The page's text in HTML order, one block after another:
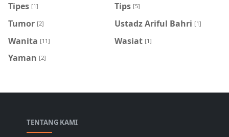
Tipes [1] Tips [5]
Tumor [2] Ustadz Ariful Bahri [1]
Wanita [11] Wasiat [1]
Yaman [2]
TENTANG KAMI